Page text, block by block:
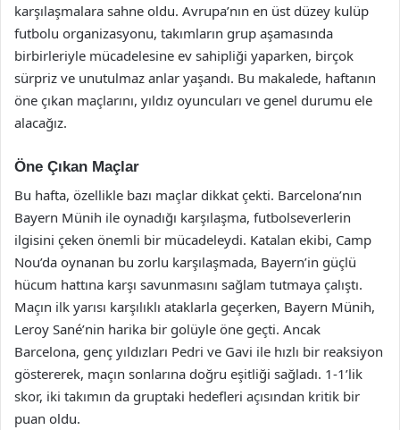
karşılaşmalara sahne oldu. Avrupa’nın en üst düzey kulüp
futbolu organizasyonu, takımların grup aşamasında
birbirleriyle mücadelesine ev sahipliği yaparken, birçok
sürpriz ve unutulmaz anlar yaşandı. Bu makalede, haftanın
öne çıkan maçlarını, yıldız oyuncuları ve genel durumu ele
alacağız.
Öne Çıkan Maçlar
Bu hafta, özellikle bazı maçlar dikkat çekti. Barcelona’nın
Bayern Münih ile oynadığı karşılaşma, futbolseverlerin
ilgisini çeken önemli bir mücadeleydi. Katalan ekibi, Camp
Nou’da oynanan bu zorlu karşılaşmada, Bayern’in güçlü
hücum hattına karşı savunmasını sağlam tutmaya çalıştı.
Maçın ilk yarısı karşılıklı ataklarla geçerken, Bayern Münih,
Leroy Sané’nin harika bir golüyle öne geçti. Ancak
Barcelona, genç yıldızları Pedri ve Gavi ile hızlı bir reaksiyon
göstererek, maçın sonlarına doğru eşitliği sağladı. 1-1’lik
skor, iki takımın da gruptaki hedefleri açısından kritik bir
puan oldu.